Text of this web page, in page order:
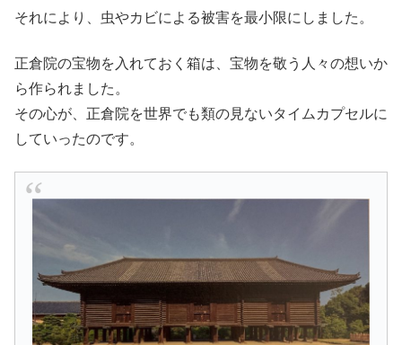
それにより、虫やカビによる被害を最小限にしました。
正倉院の宝物を入れておく箱は、宝物を敬う人々の想いか
ら作られました。
その心が、正倉院を世界でも類の見ないタイムカプセルに
していったのです。